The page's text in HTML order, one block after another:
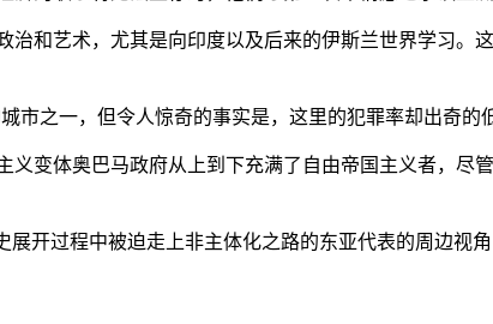
治和艺术，尤其是向印度以及后来的伊斯兰世界学习。
市之一，但令人惊奇的事实是，这里的犯罪率却出奇的
义变体奥巴马政府从上到下充满了自由帝国主义者，尽
展开过程中被迫走上非主体化之路的东亚代表的周边视